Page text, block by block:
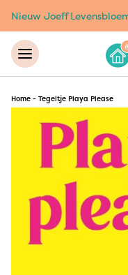
Nieuw Joeff
Home - Tegeltje Playa Please